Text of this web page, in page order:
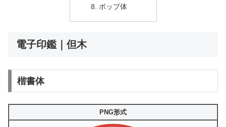
ポップ体
電子印鑑｜但木
楷書体
PNG形式